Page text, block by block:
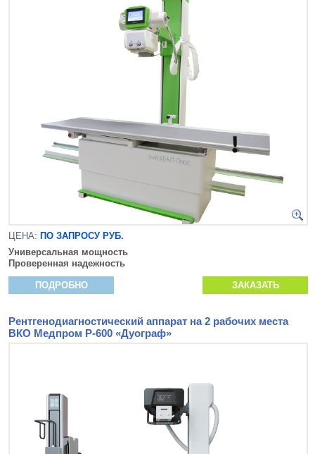
ЦЕНА: ПО ЗАПРОСУ РУБ.
Универсальная мощность
Проверенная надежность
ПОДРОБНО ЗАКАЗАТЬ
Рентгенодиагностический аппарат на 2 рабочих места
ВКО Медпром Р-600 «Дуограф»